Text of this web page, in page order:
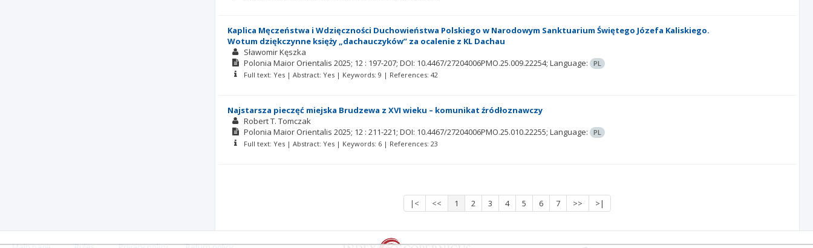
Kaplica Męczeństwa i Wdzięczności Duchowieństwa Polskiego w Narodowym Sanktuarium Świętego Józefa Kaliskiego.
Wotum dziękczynne księży „dachauczyków” za ocalenie z KL Dachau
Sławomir Kęszka
Polonia Maior Orientalis 2025; 12 : 197-207; DOI: 10.4467/27204006PMO.25.009.22254; Language: PL
Full text: Yes | Abstract: Yes | Keywords: 9 | References: 42
Najstarsza pieczęć miejska Brudzewa z XVI wieku – komunikat źródłoznawczy
Robert T. Tomczak
Polonia Maior Orientalis 2025; 12 : 211-221; DOI: 10.4467/27204006PMO.25.010.22255; Language: PL
Full text: Yes | Abstract: Yes | Keywords: 6 | References: 23
|< << 1 2 3 4 5 6 7 >> >|